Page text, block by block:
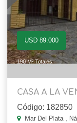
USD 89.000
190 M² Totales
CASA A LA
Código: 182850
Mar Del Plata ,